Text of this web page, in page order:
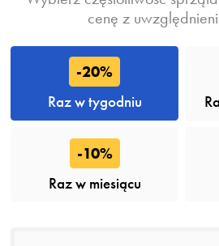
cenę z
-20%
Raz w tygodniu
-10%
Raz w miesiącu